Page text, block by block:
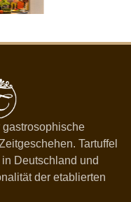
gastrosophische
Tartuffel
Deutschland und
der etablierten